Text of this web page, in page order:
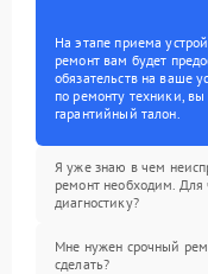
На этапе приема
ремонт вам будет
обязательств на ваше
по ремонту техники,
гарантийный талон.
Я уже знаю в чем
ремонт необходим. Для
диагностику?
Мне нужен срочный
сделать?